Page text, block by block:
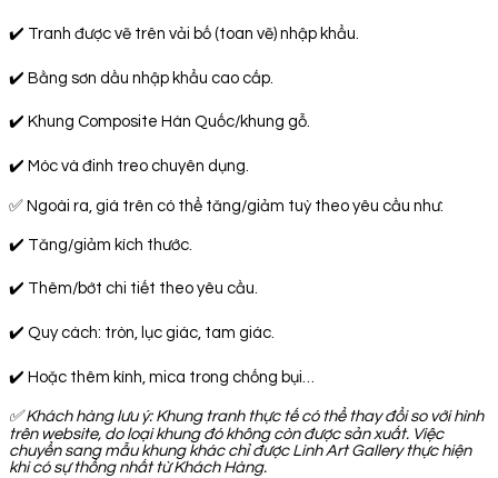
✔️ Tranh được vẽ trên vải bố (toan vẽ) nhập khẩu.
✔️ Bằng sơn dầu nhập khẩu cao cấp.
✔️ Khung Composite Hàn Quốc/khung gỗ.
✔️ Móc và đinh treo chuyên dụng.
✅ Ngoài ra, giá trên có thể tăng/giảm tuỳ theo yêu cầu như:
✔️ Tăng/giảm kích thước.
✔️ Thêm/bớt chi tiết theo yêu cầu.
✔️ Quy cách: tròn, lục giác, tam giác.
✔️ Hoặc thêm kính, mica trong chống bụi…
✅Khách hàng lưu ý: Khung tranh thực tế có thể thay đổi so với hình
trên website, do loại khung đó không còn được sản xuất. Việc
chuyển sang mẫu khung khác chỉ được Linh Art Gallery thực hiện
khi có sự thống nhất từ Khách Hàng.